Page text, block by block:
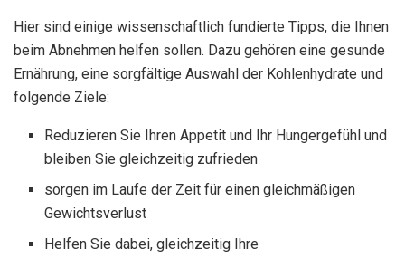
Hier sind einige wissenschaftlich fundierte Tipps, die Ihnen
beim Abnehmen helfen sollen. Dazu gehören eine gesunde
Ernährung, eine sorgfältige Auswahl der Kohlenhydrate und
folgende Ziele:
Reduzieren Sie Ihren Appetit und Ihr Hungergefühl und
bleiben Sie gleichzeitig zufrieden
sorgen im Laufe der Zeit für einen gleichmäßigen
Gewichtsverlust
Helfen Sie dabei, gleichzeitig Ihre